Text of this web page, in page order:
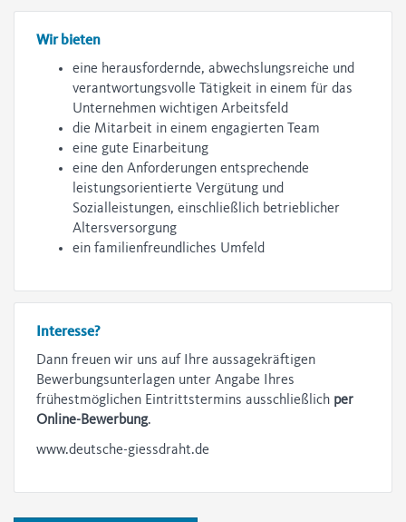
Wir bieten
eine herausfordernde, abwechslungsreiche und
verantwortungsvolle Tätigkeit in einem für das
Unternehmen wichtigen Arbeitsfeld
die Mitarbeit in einem engagierten Team
eine gute Einarbeitung
eine den Anforderungen entsprechende
leistungsorientierte Vergütung und
Sozialleistungen, einschließlich betrieblicher
Altersversorgung
ein familienfreundliches Umfeld
Interesse?
Dann freuen wir uns auf Ihre aussagekräftigen
Bewerbungsunterlagen unter Angabe Ihres
frühestmöglichen Eintrittstermins ausschließlich per
Online-Bewerbung.
www.deutsche-giessdraht.de